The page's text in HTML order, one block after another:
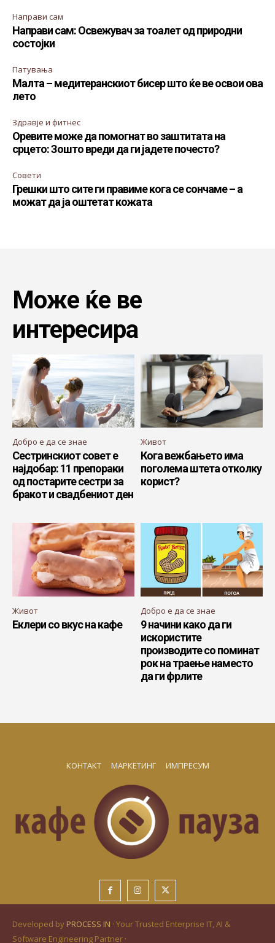
Направи сам
Направи сам: Освежувач за тоалет од природни
состојки
Патувања
Малта – медитеранскиот бисер што ќе ве освои ова
лето
Здравје и фитнес
Оревите може да помогнат во заштитата на
срцето: Зошто вреди да ги јадете почесто?
Совети
Грешки што сите ги правиме кога се сончаме – а
можат да ја оштетат кожата
Може ќе ве
интересира
Добро е да се знае
Сестринскиот совет е
најдобар: 11 препораки
од постарите сестри за
бракот и свадбениот ден
Живот
Кога вежбањето има
поголема штета отколку
корист?
Живот
Еклери со вкус на кафе
Добро е да се знае
9 начини како да ги
искористите
производите со поминат
рок на траење наместо
да ги фрлите
КОНТАКТ МАРКЕТИНГ ИМПРЕСУМ
Developed by PROCESS IN · Your Trusted Enterprise IT, AI &
Software Engineering Partner ·